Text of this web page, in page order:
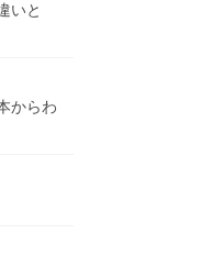
いと
からわ